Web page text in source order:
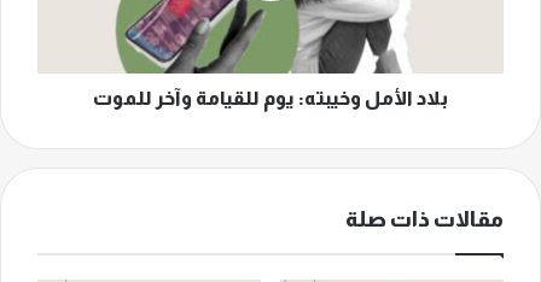
بلاد الأمل وخيبته: يوم للقيامة وآخر للموت
مقالات ذات صلة